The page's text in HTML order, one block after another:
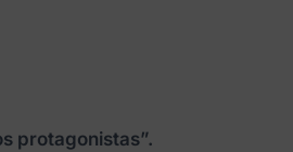
protagonistas”.